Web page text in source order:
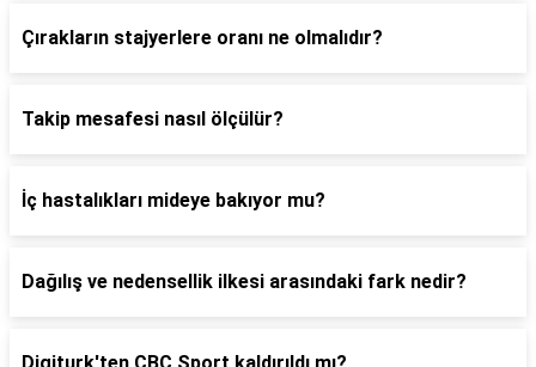
Çırakların stajyerlere oranı ne olmalıdır?
Takip mesafesi nasıl ölçülür?
İç hastalıkları mideye bakıyor mu?
Dağılış ve nedensellik ilkesi arasındaki fark nedir?